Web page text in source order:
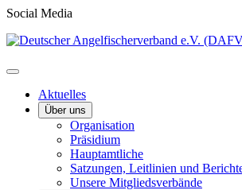
Social Media
Aktuelles
Über uns
Organisation
Präsidium
Hauptamtliche
Satzungen, Leitlinien und
Unsere Mitgliedsverbände